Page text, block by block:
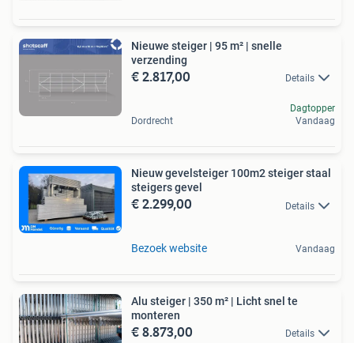
Nieuwe steiger | 95 m² | snelle
verzending
€ 2.817,00 Details
Dordrecht
Dagtopper
Vandaag
Nieuw gevelsteiger 100m2 steiger staal
steigers gevel
€ 2.299,00 Details
Bezoek website Vandaag
Alu steiger | 350 m² | Licht snel te
monteren
€ 8.873,00 Details